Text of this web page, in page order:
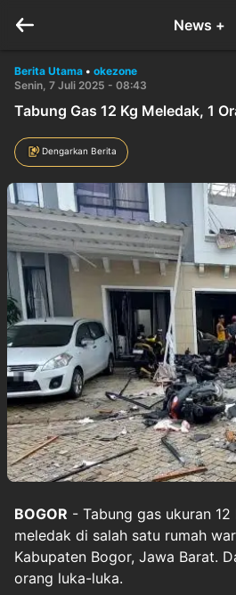
News +
Berita Utama • okezone
Senin, 7 Juli 2025 - 08:43
Tabung Gas 12 Kg Meledak, 1
Dengarkan Berita
BOGOR - Tabung gas ukuran
meledak di salah satu rumah
Kabupaten Bogor, Jawa Barat.
orang luka-luka.